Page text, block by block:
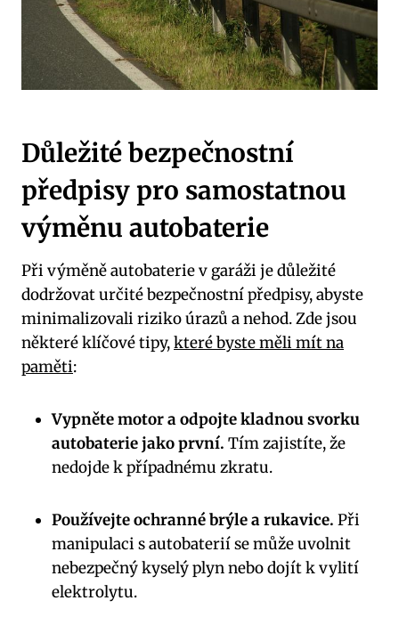
Důležité bezpečnostní
předpisy pro samostatnou
výměnu autobaterie
Při výměně autobaterie v garáži je důležité
dodržovat určité bezpečnostní předpisy, abyste
minimalizovali riziko úrazů a nehod. Zde jsou
některé klíčové tipy,které byste měli mít na
paměti:
Vypněte motor a odpojte kladnou svorku
autobaterie jako první. Tím zajistíte, že
nedojde k případnému zkratu.
Používejte ochranné brýle a rukavice. Při
manipulaci s autobaterií se může uvolnit
nebezpečný kyselý plyn nebo dojít k vylití
elektrolytu.